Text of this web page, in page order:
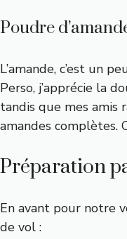
Poudre
L’amande, c’est un
Perso, j’apprécie la
tandis que mes amis
amandes complètes.
Préparation
En avant pour notre
de vol :